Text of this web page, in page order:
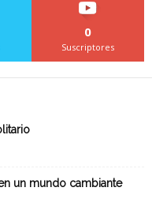
0
Suscriptores
un mundo cambiante